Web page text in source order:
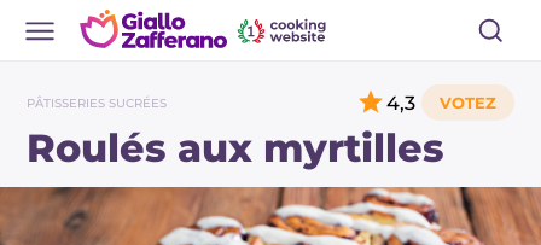
PÂTISSERIES SUCRÉES
Roulés aux myrtilles
4,3